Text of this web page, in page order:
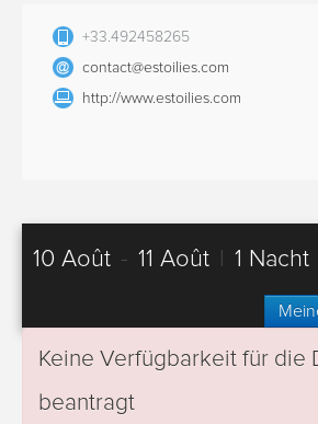
+33.492458265
contact@estoilies.com
http://www.estoilies.com
10 Août - 11 Août 1 Nacht
Keine Verfügbarkeit für die
beantragt